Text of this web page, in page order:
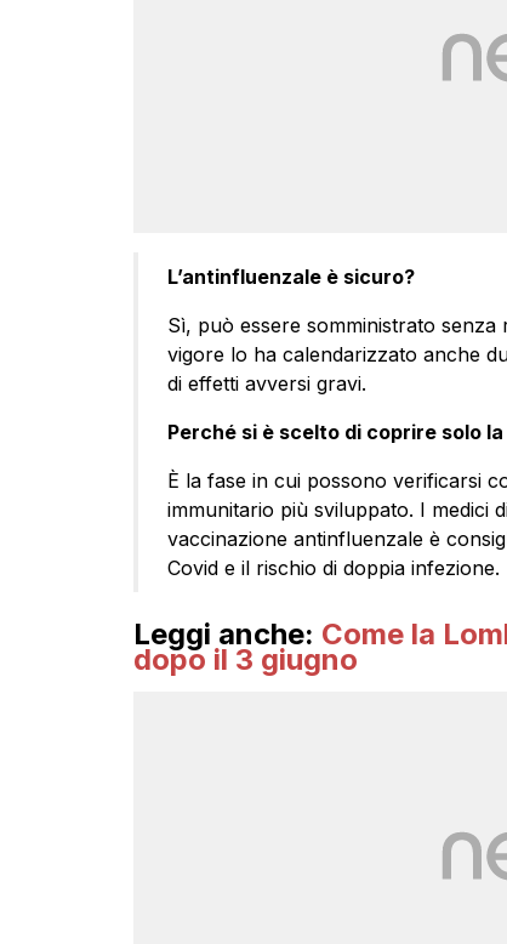
L’antinfluenzale è sicuro?
Sì, può essere somministrato senza
vigore lo ha calendarizzato anche
di effetti avversi gravi.
Perché si è scelto di coprire solo
È la fase in cui possono verificarsi
immunitario più sviluppato. I medici
vaccinazione antinfluenzale è
Covid e il rischio di doppia infezione.
Leggi anche: Come la
dopo il 3 giugno